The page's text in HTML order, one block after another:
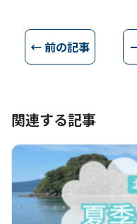
← 前の記事
関連する記事